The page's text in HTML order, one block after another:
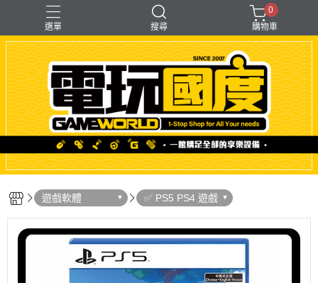
選單 搜尋
「遊戲」多人同樂 【PS＋PC用】賽模
〖直驅式〗基座
F1形式
支架【可收折】
0
購物車
遊戲軟體 ✅ PS5 PS4 遊戲